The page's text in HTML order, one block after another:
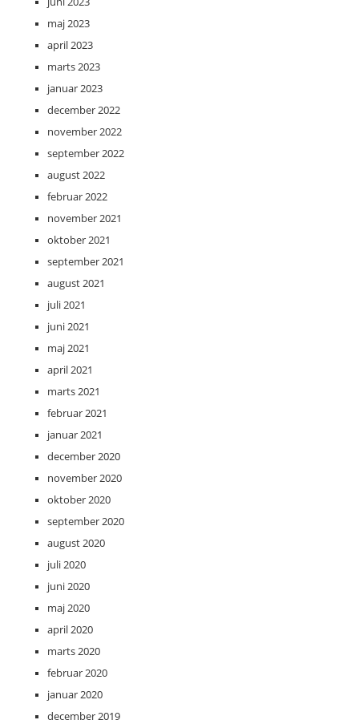
maj 2023
april 2023
marts 2023
januar 2023
december 2022
november 2022
september 2022
august 2022
februar 2022
november 2021
oktober 2021
september 2021
august 2021
juli 2021
juni 2021
maj 2021
april 2021
marts 2021
februar 2021
januar 2021
december 2020
november 2020
oktober 2020
september 2020
august 2020
juli 2020
juni 2020
maj 2020
april 2020
marts 2020
februar 2020
januar 2020
december 2019